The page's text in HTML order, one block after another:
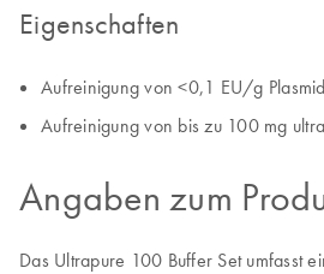
Eigenschaften
Aufreinigung von <0,1 EU/g
Aufreinigung von bis zu 100 mg
Angaben zum
Das Ultrapure 100 Buffer Set umfasst